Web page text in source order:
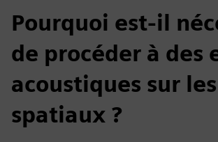
Pourquoi est-il
de procéder à des
acoustiques sur
spatiaux ?